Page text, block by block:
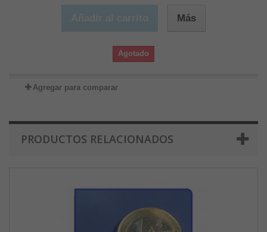
Más
Agotado
Agregar para comparar
PRODUCTOS RELACIONADOS